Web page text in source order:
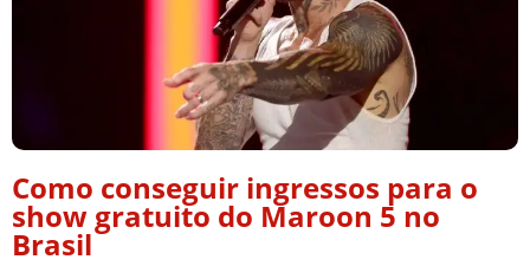
Como conseguir ingressos para o
show gratuito do Maroon 5 no
Brasil